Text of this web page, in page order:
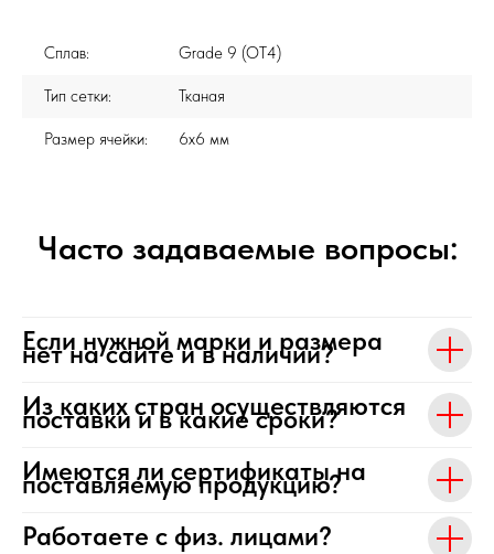
Сплав: Grade 9 (ОТ4)
Тип сетки: Тканая
Размер ячейки: 6x6 мм
Часто задаваемые вопросы:
Если нужной марки и размера
нет на сайте и в наличии?
Из каких стран осуществляются
поставки и в какие сроки?
Имеются ли сертификаты на
поставляемую продукцию?
Работаете с физ. лицами?